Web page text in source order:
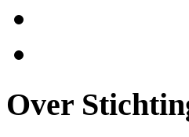
Over